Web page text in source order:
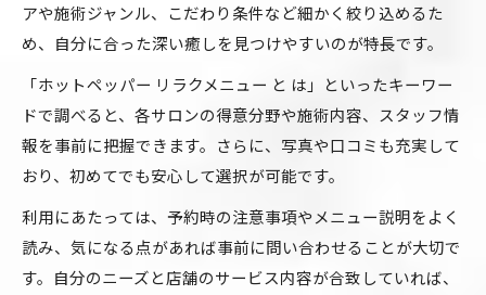
アや施術ジャンル、こだわり条件など細かく絞り込めるた
め、自分に合った深い癒しを見つけやすいのが特長です。
「ホットペッパー リラクメニュー と は」といったキーワー
ドで調べると、各サロンの得意分野や施術内容、スタッフ情
報を事前に把握できます。さらに、写真や口コミも充実して
おり、初めてでも安心して選択が可能です。
利用にあたっては、予約時の注意事項やメニュー説明をよく
読み、気になる点があれば事前に問い合わせることが大切で
す。自分のニーズと店舗のサービス内容が合致していれば、